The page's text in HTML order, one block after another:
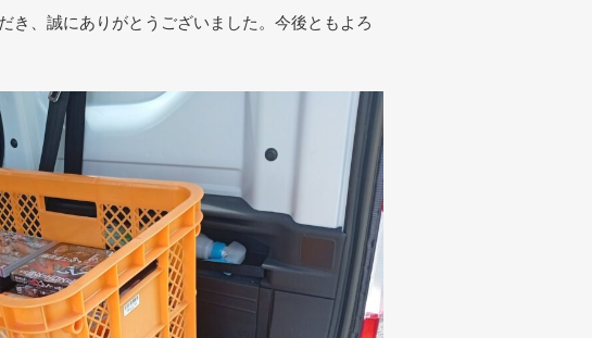
き、誠にありがとうございました。今後ともよろ